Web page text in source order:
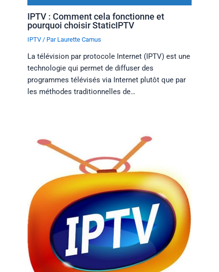
IPTV : Comment cela fonctionne et
pourquoi choisir StaticIPTV
IPTV / Par Laurette Camus
La télévision par protocole Internet (IPTV) est une
technologie qui permet de diffuser des
programmes télévisés via Internet plutôt que par
les méthodes traditionnelles de…